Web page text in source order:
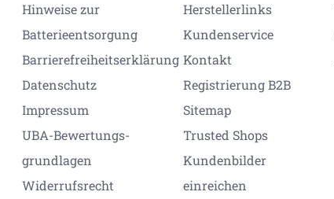
Hinweise zur
Batterieentsorgung
Barrierefreiheitserklärung
Datenschutz
Impressum
UBA-Bewertungs-
grundlagen
Widerrufsrecht
Herstellerlinks
Kundenservice
Kontakt
Registrierung B2B
Sitemap
Trusted Shops
Kundenbilder
einreichen